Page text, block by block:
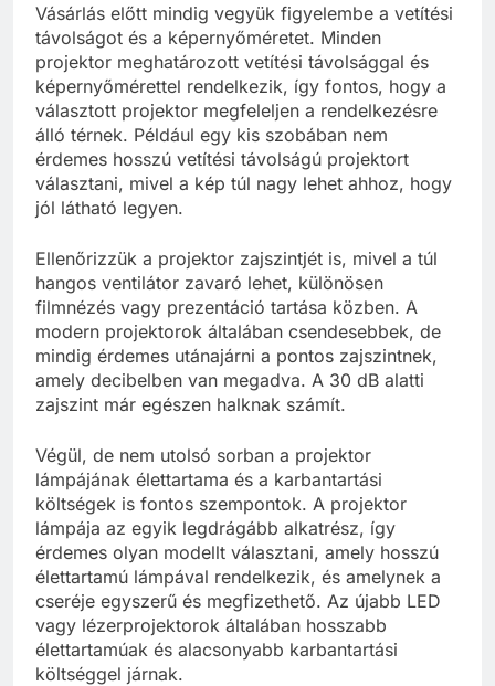
Vásárlás előtt mindig vegyük figyelembe a vetítési
távolságot és a képernyőméretet. Minden
projektor meghatározott vetítési távolsággal és
képernyőmérettel rendelkezik, így fontos, hogy a
választott projektor megfeleljen a rendelkezésre
álló térnek. Például egy kis szobában nem
érdemes hosszú vetítési távolságú projektort
választani, mivel a kép túl nagy lehet ahhoz, hogy
jól látható legyen.
Ellenőrizzük a projektor zajszintjét is, mivel a túl
hangos ventilátor zavaró lehet, különösen
filmnézés vagy prezentáció tartása közben. A
modern projektorok általában csendesebbek, de
mindig érdemes utánajárni a pontos zajszintnek,
amely decibelben van megadva. A 30 dB alatti
zajszint már egészen halknak számít.
Végül, de nem utolsó sorban a projektor
lámpájának élettartama és a karbantartási
költségek is fontos szempontok. A projektor
lámpája az egyik legdrágább alkatrész, így
érdemes olyan modellt választani, amely hosszú
élettartamú lámpával rendelkezik, és amelynek a
cseréje egyszerű és megfizethető. Az újabb LED
vagy lézerprojektorok általában hosszabb
élettartamúak és alacsonyabb karbantartási
költséggel járnak.